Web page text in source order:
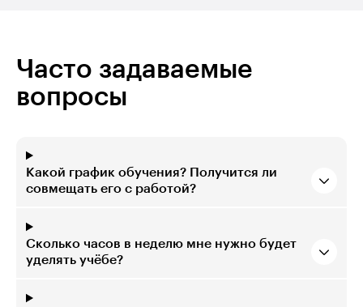
Часто задаваемые
вопросы
Какой график обучения? Получится ли
совмещать его с работой?
Сколько часов в неделю мне нужно будет
уделять учёбе?